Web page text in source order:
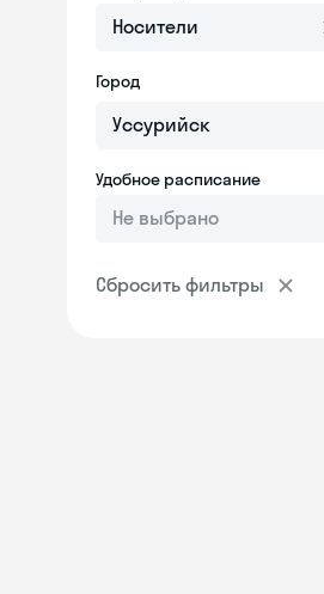
Носители
Город
Удобное расписание
Не выбрано
Сбросить фильтры